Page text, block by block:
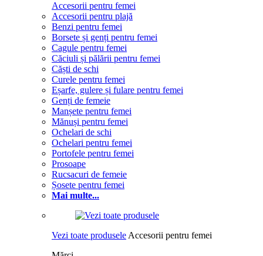
Accesorii pentru femei
Accesorii pentru plajă
Benzi pentru femei
Borsete și genți pentru femei
Cagule pentru femei
Căciuli și pălării pentru femei
Căști de schi
Curele pentru femei
Eșarfe, gulere și fulare pentru femei
Genți de femeie
Manșete pentru femei
Mănuși pentru femei
Ochelari de schi
Ochelari pentru femei
Portofele pentru femei
Prosoape
Rucsacuri de femeie
Șosete pentru femei
Mai multe...
Vezi toate produsele Accesorii pentru femei